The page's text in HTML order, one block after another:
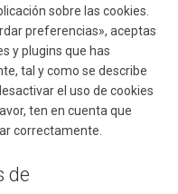
sobre las cookies.
preferencias», aceptas
y plugins que has
tal y como se describe
el uso de cookies
ten en cuenta que
correctamente.
de